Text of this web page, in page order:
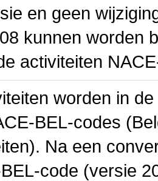
en geen
kunnen worden
activiteiten
worden in
BEL-codes
Na een
code (versie